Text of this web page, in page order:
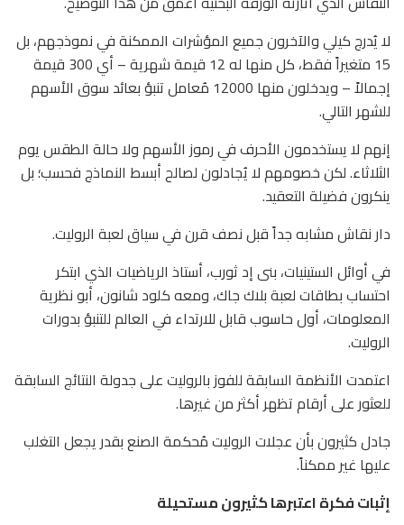
لا يُدرج كيلي والآخرون جميع المؤشرات الممكنة في نموذجهم، بل
15 متغيراً فقط، كل منها له 12 قيمة شهرية – أي 300 قيمة
إجمالاً – ويدخلون منها 12000 مُعامل تنبؤ بعائد سوق الأسهم
للشهر التالي.
إنهم لا يستخدمون الأحرف في رموز الأسهم ولا حالة الطقس يوم
الثلاثاء. لكن خصومهم لا يُجادلون لصالح أبسط النماذج فحسب؛ بل
ينكرون فضيلة التعقيد.
دار نقاش مشابه جداً قبل نصف قرن في سياق لعبة الروليت.
في أوائل الستينيات، بنى إد ثورب، أستاذ الرياضيات الذي ابتكر
احتساب بطاقات لعبة بلاك جاك، ومعه كلود شانون، أبو نظرية
المعلومات، أول حاسوب قابل للارتداء في العالم للتنبؤ بدورات
الروليت.
اعتمدت الأنظمة السابقة للفوز بالروليت على جدولة النتائج السابقة
للعثور على أرقام تظهر أكثر من غيرها.
جادل كثيرون بأن عجلات الروليت مُحكمة الصنع بقدر يجعل التغلب
عليها غير ممكناً.
إثبات فكرة اعتبرها كثيرون مستحيلة